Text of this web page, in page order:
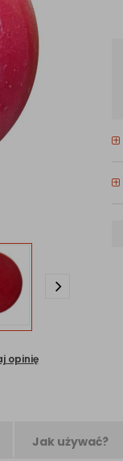
opinię
Jak używać?